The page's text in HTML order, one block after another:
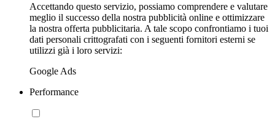
Accettando questo servizio, possiamo comprendere e valutare
meglio il successo della nostra pubblicità online e ottimizzare
la nostra offerta pubblicitaria. A tale scopo confrontiamo i tuoi
dati personali crittografati con i seguenti fornitori esterni se
utilizzi già i loro servizi:
Google Ads
Performance